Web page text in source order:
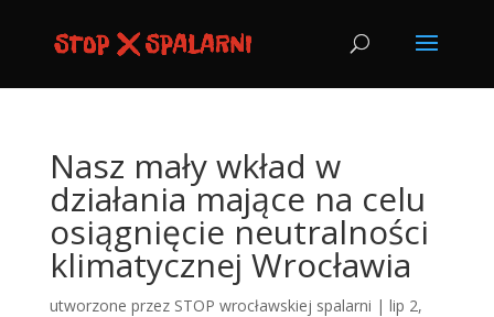
Nasz mały wkład w
działania mające na celu
osiągnięcie neutralności
klimatycznej Wrocławia
utworzone przez STOP wrocławskiej spalarni | lip 2,